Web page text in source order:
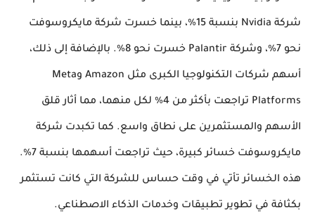
شركة Nvidia بنسبة 15%، بينما خسرت شركة مايكروسوفت
نحو 7%، وشركة Palantir خسرت نحو 8%. بالإضافة إلى ذلك،
أسهم شركات التكنولوجيا الكبرى مثل Amazon وMeta
Platforms تراجعت بأكثر من 4% لكل منهما، مما أثار قلق
الأسهم والمستثمرين على نطاق واسع. كما تكبدت شركة
مايكروسوفت خسائر كبيرة، حيث تراجعت أسهمها بنسبة 7%.
هذه الخسائر تأتي في وقت حساس للشركة التي كانت تستثمر
بكثافة في تطوير تطبيقات وخدمات الذكاء الاصطناعي.